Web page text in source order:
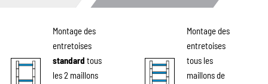
Montage des
entretoises
standard tous
les 2 maillons
Montage des
entretoises
tous les
maillons de